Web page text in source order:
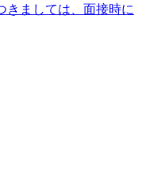
ましては、面接時に